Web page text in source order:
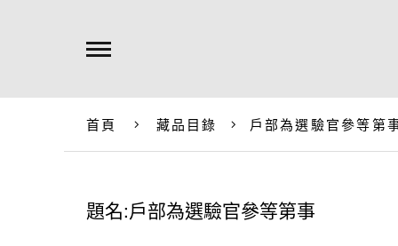
首頁 藏品目錄 戶部為選驗官參等第
題名:戶部為選驗官參等第事